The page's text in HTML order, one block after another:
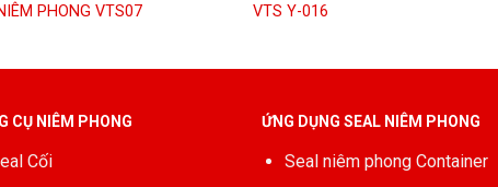
PHONG VTS07 VTS Y-016
CỤ NIÊM PHONG
Cối
ỨNG DỤNG SEAL NIÊM PHONG
Seal niêm phong Container